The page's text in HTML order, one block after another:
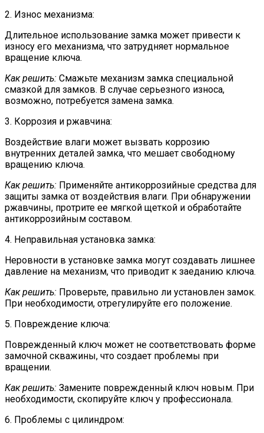
2. Износ механизма:
Длительное использование замка может привести к
износу его механизма, что затрудняет нормальное
вращение ключа.
Как решить: Смажьте механизм замка специальной
смазкой для замков. В случае серьезного износа,
возможно, потребуется замена замка.
3. Коррозия и ржавчина:
Воздействие влаги может вызвать коррозию
внутренних деталей замка, что мешает свободному
вращению ключа.
Как решить: Применяйте антикоррозийные средства для
защиты замка от воздействия влаги. При обнаружении
ржавчины, протрите ее мягкой щеткой и обработайте
антикоррозийным составом.
4. Неправильная установка замка:
Неровности в установке замка могут создавать лишнее
давление на механизм, что приводит к заеданию ключа.
Как решить: Проверьте, правильно ли установлен замок.
При необходимости, отрегулируйте его положение.
5. Повреждение ключа:
Поврежденный ключ может не соответствовать форме
замочной скважины, что создает проблемы при
вращении.
Как решить: Замените поврежденный ключ новым. При
необходимости, скопируйте ключ у профессионала.
6. Проблемы с цилиндром: